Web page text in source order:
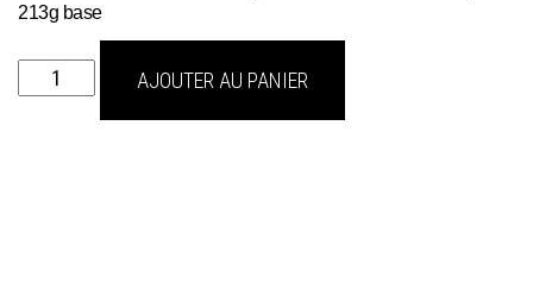
213g base
quantité
de
AJOUTER AU PANIER